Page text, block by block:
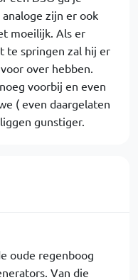
zijn er ook
moeilijk. Als er
te springen zal hij er
over hebben.
voorbij en even
( even daargelaten
gunstiger.
oude regenboog
Van die